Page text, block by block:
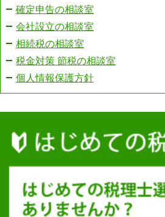
確定申告の相談室
会社設立の相談室
相続税の相談室
税金対策 節税の相談室
個人情報保護方針